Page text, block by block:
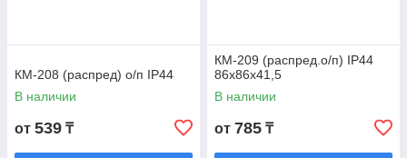
КМ-208 (распред) о/п IP44
В наличии
от 539 ₸
КМ-209 (распред.о/п) IP44
86х86х41,5
В наличии
от 785 ₸